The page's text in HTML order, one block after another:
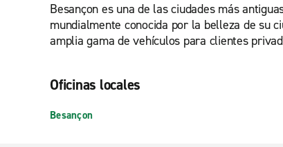
Besançon es una de las ciudades más
mundialmente conocida por la belleza de su
amplia gama de vehículos para clientes
Oficinas locales
Besançon